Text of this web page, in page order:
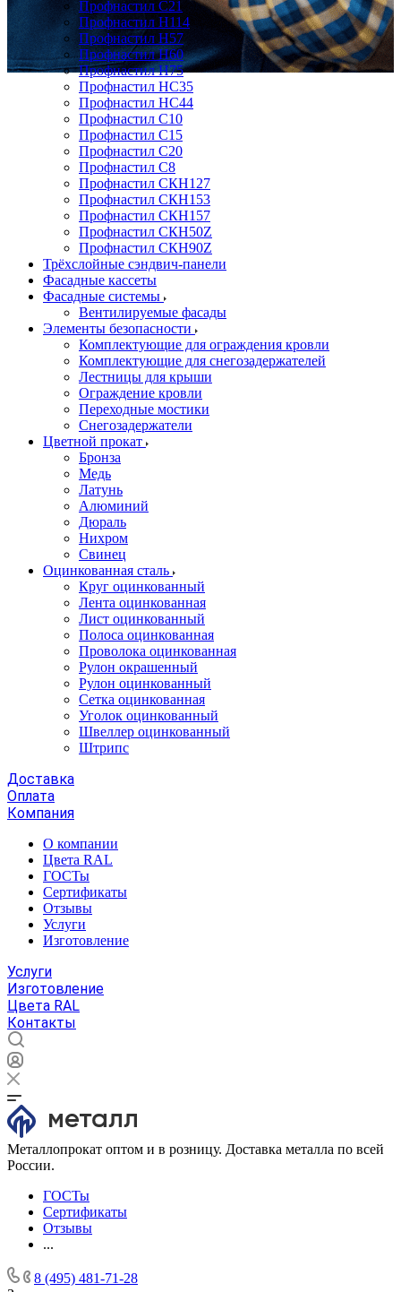
Профнастил C21
Профнастил Н114
Профнастил Н57
Профнастил Н60
Профнастил Н75
Профнастил НС35
Профнастил НС44
Профнастил С10
Профнастил С15
Профнастил С20
Профнастил С8
Профнастил СКН127
Профнастил СКН153
Профнастил СКН157
Профнастил СКН50Z
Профнастил СКН90Z
Трёхслойные сэндвич-панели
Фасадные кассеты
Фасадные системы
Вентилируемые фасады
Элементы безопасности
Комплектующие для ограждения кровли
Комплектующие для снегозадержателей
Лестницы для крыши
Ограждение кровли
Переходные мостики
Снегозадержатели
Цветной прокат
Бронза
Медь
Латунь
Алюминий
Дюраль
Нихром
Свинец
Оцинкованная сталь
Круг оцинкованный
Лента оцинкованная
Лист оцинкованный
Полоса оцинкованная
Проволока оцинкованная
Рулон окрашенный
Рулон оцинкованный
Сетка оцинкованная
Уголок оцинкованный
Швеллер оцинкованный
Штрипс
Доставка
Оплата
Компания
О компании
Цвета RAL
ГОСТы
Сертификаты
Отзывы
Услуги
Изготовление
Услуги
Изготовление
Цвета RAL
Контакты
Металлопрокат оптом и в розницу. Доставка металла по всей
России.
ГОСТы
Сертификаты
Отзывы
...
8 (495) 481-71-28